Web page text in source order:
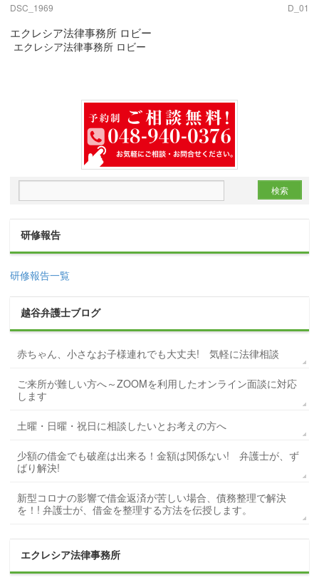
DSC_1969 D_01
エクレシア法律事務所 ロビー
エクレシア法律事務所 ロビー
研修報告
研修報告一覧
越谷弁護士ブログ
赤ちゃん、小さなお子様連れでも大丈夫! 気軽に法律相談
ご来所が難しい方へ～ZOOMを利用したオンライン面談に対応
します
土曜・日曜・祝日に相談したいとお考えの方へ
少額の借金でも破産は出来る！金額は関係ない! 弁護士が、ず
ばり解決!
新型コロナの影響で借金返済が苦しい場合、債務整理で解決
を！! 弁護士が、借金を整理する方法を伝授します。
エクレシア法律事務所